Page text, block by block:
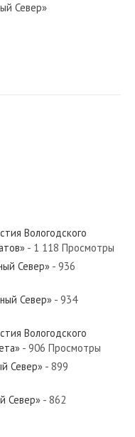
Север»
Север»
Север»
Север»
Вологодского
- 1 118 Просмотры
Север» - 936
Север» - 934
Вологодского
- 906 Просмотры
Север» - 899
Север» - 862